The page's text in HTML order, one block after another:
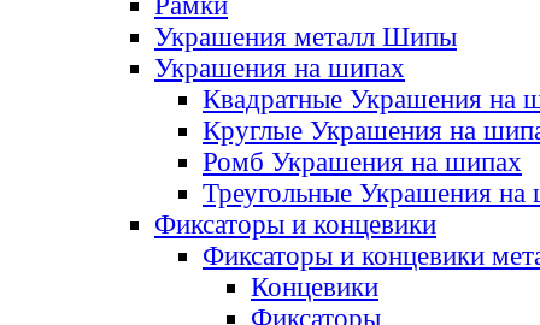
Украшения металл Шипы
Украшения на шипах
Квадратные Украшения на
Круглые Украшения на
Ромб Украшения на шипах
Треугольные Украшения на
Фиксаторы и концевики
Фиксаторы и концевики
Концевики
Фиксаторы